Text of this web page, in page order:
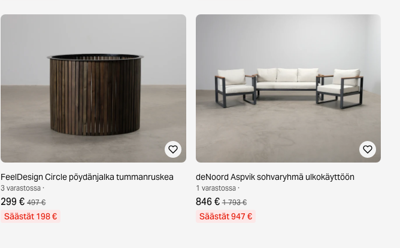
FeelDesign Circle pöydänjalka tummanruskea
3 varastossa ·
299 € 497 €
Säästät 198 €
deNoord Aspvik sohvaryhmä ulkokäyttöön
1 varastossa ·
846 € 1 793 €
Säästät 947 €